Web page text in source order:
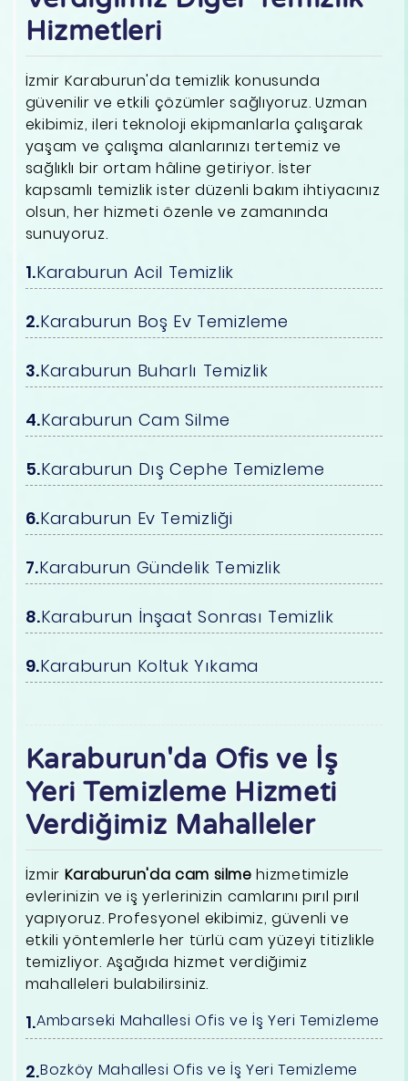
Hizmetleri
İzmir Karaburun'da temizlik konusunda
güvenilir ve etkili çözümler sağlıyoruz. Uzman
ekibimiz, ileri teknoloji ekipmanlarla çalışarak
yaşam ve çalışma alanlarınızı tertemiz ve
sağlıklı bir ortam hâline getiriyor. İster
kapsamlı temizlik ister düzenli bakım ihtiyacınız
olsun, her hizmeti özenle ve zamanında
sunuyoruz.
Karaburun Acil Temizlik
Karaburun Boş Ev Temizleme
Karaburun Buharlı Temizlik
Karaburun Cam Silme
Karaburun Dış Cephe Temizleme
Karaburun Ev Temizliği
Karaburun Gündelik Temizlik
Karaburun İnşaat Sonrası Temizlik
Karaburun Koltuk Yıkama
Karaburun'da Ofis ve İş
Yeri Temizleme Hizmeti
Verdiğimiz Mahalleler
İzmir Karaburun'da cam silme hizmetimizle
evlerinizin ve iş yerlerinizin camlarını pırıl pırıl
yapıyoruz. Profesyonel ekibimiz, güvenli ve
etkili yöntemlerle her türlü cam yüzeyi titizlikle
temizliyor. Aşağıda hizmet verdiğimiz
mahalleleri bulabilirsiniz.
Ambarseki Mahallesi Ofis ve İş Yeri Temizleme
Bozköy Mahallesi Ofis ve İş Yeri Temizleme